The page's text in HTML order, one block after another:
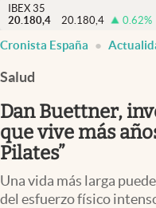
Criptomonedas
España
NOTICIAS
FINANZAS
EURO
IBEX 35
20.180,4
20.180,4 0.62%
Cronista España
Salud
Dan Buettner,
que vive más
Pilates”
Una vida más larga
del esfuerzo físico